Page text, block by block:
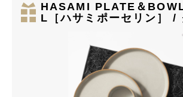
HASAMI PLATE＆
L［ハサミポーセリン］ /